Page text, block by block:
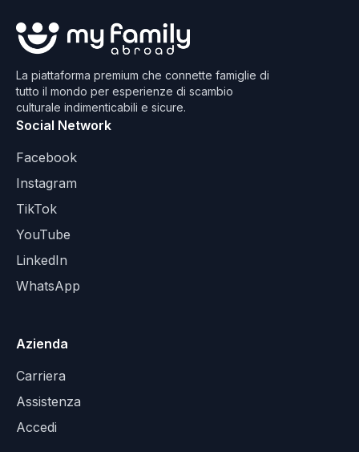
La piattaforma premium che connette famiglie di
tutto il mondo per esperienze di scambio
culturale indimenticabili e sicure.
Social Network
Facebook
Instagram
TikTok
YouTube
LinkedIn
WhatsApp
Azienda
Carriera
Assistenza
Accedi